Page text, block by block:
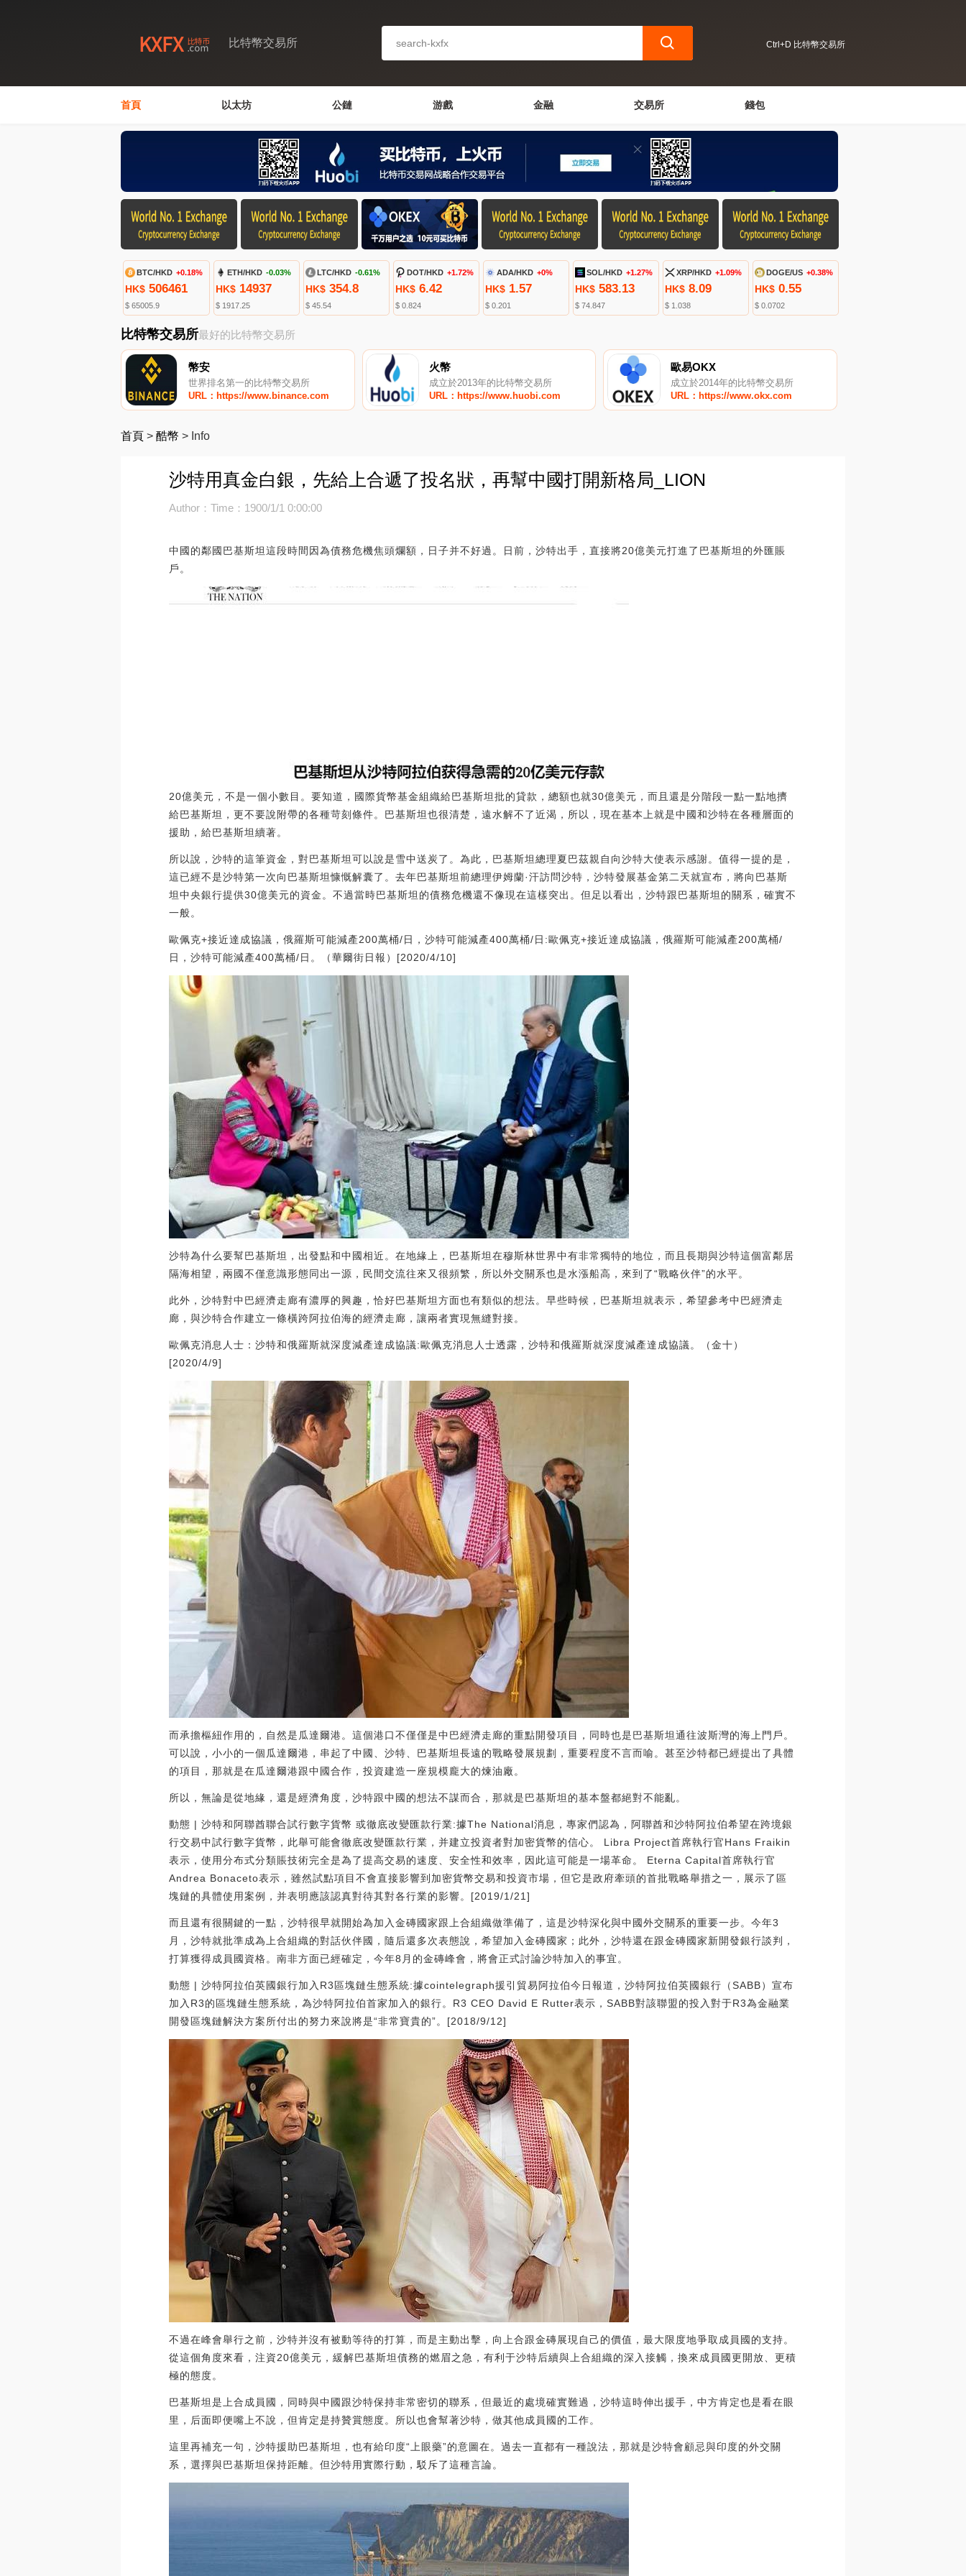
比特幣交易所 Ctrl+D 比特幣交易所
首頁 以太坊 公鏈 游戲 金融 交易所 錢包
BTC/HKD +0.18%
HK$ 506461
$ 65005.9
ETH/HKD -0.03%
HK$14937
$ 1917.25
LTC/HKD -0.61%
HK$354.8
$ 45.54
DOT/HKD +1.72%
HK$6.42
$ 0.824
ADA/HKD +0%
HK$1.57
$ 0.201
SOL/HKD +1.27%
HK$ 583.13
$ 74.847
XRP/HKD +1.09%
HK$ 8.09
$ 1.038
DOGE/US +0.38%
HK$ 0.55
$ 0.0702
比特幣交易所最好的比特幣交易所
幣安
世界排名第一的比特幣交易所
URL：https://www.binance.com
火幣
成立於2013年的比特幣交易所
URL：https://www.huobi.com
歐易OKX
成立於2014年的比特幣交易所
URL：https://www.okx.com
首頁 > 酷幣 > Info
沙特用真金白銀，先給上合遞了投名狀，再幫中國打開新格局_LION
Author：Time：1900/1/1 0:00:00
中國的鄰國巴基斯坦這段時間因為債務危機焦頭爛額，日子并不好過。日前，沙特出手，直接將20億美元打進了巴基斯坦的外匯賬
戶。
20億美元，不是一個小數目。要知道，國際貨幣基金組織給巴基斯坦批的貸款，總額也就30億美元，而且還是分階段一點一點地擠
給巴基斯坦，更不要說附帶的各種苛刻條件。巴基斯坦也很清楚，遠水解不了近渴，所以，現在基本上就是中國和沙特在各種層面的
援助，給巴基斯坦續著。
所以說，沙特的這筆資金，對巴基斯坦可以說是雪中送炭了。為此，巴基斯坦總理夏巴茲親自向沙特大使表示感謝。值得一提的是，
這已經不是沙特第一次向巴基斯坦慷慨解囊了。去年巴基斯坦前總理伊姆蘭·汗訪問沙特，沙特發展基金第二天就宣布，將向巴基斯
坦中央銀行提供30億美元的資金。不過當時巴基斯坦的債務危機還不像現在這樣突出。但足以看出，沙特跟巴基斯坦的關系，確實不
一般。
歐佩克+接近達成協議，俄羅斯可能減產200萬桶/日，沙特可能減產400萬桶/日:歐佩克+接近達成協議，俄羅斯可能減產200萬桶/
日，沙特可能減產400萬桶/日。（華爾街日報）[2020/4/10]
沙特為什么要幫巴基斯坦，出發點和中國相近。在地緣上，巴基斯坦在穆斯林世界中有非常獨特的地位，而且長期與沙特這個富鄰居
隔海相望，兩國不僅意識形態同出一源，民間交流往來又很頻繁，所以外交關系也是水漲船高，來到了“戰略伙伴”的水平。
此外，沙特對中巴經濟走廊有濃厚的興趣，恰好巴基斯坦方面也有類似的想法。早些時候，巴基斯坦就表示，希望參考中巴經濟走
廊，與沙特合作建立一條橫跨阿拉伯海的經濟走廊，讓兩者實現無縫對接。
歐佩克消息人士：沙特和俄羅斯就深度減產達成協議:歐佩克消息人士透露，沙特和俄羅斯就深度減產達成協議。（金十）
[2020/4/9]
而承擔樞紐作用的，自然是瓜達爾港。這個港口不僅僅是中巴經濟走廊的重點開發項目，同時也是巴基斯坦通往波斯灣的海上門戶。
可以說，小小的一個瓜達爾港，串起了中國、沙特、巴基斯坦長遠的戰略發展規劃，重要程度不言而喻。甚至沙特都已經提出了具體
的項目，那就是在瓜達爾港跟中國合作，投資建造一座規模龐大的煉油廠。
所以，無論是從地緣，還是經濟角度，沙特跟中國的想法不謀而合，那就是巴基斯坦的基本盤都絕對不能亂。
動態 | 沙特和阿聯酋聯合試行數字貨幣 或徹底改變匯款行業:據The National消息，專家們認為，阿聯酋和沙特阿拉伯希望在跨境銀
行交易中試行數字貨幣，此舉可能會徹底改變匯款行業，并建立投資者對加密貨幣的信心。 Libra Project首席執行官Hans Fraikin
表示，使用分布式分類賬技術完全是為了提高交易的速度、安全性和效率，因此這可能是一場革命。 Eterna Capital首席執行官
Andrea Bonaceto表示，雖然試點項目不會直接影響到加密貨幣交易和投資市場，但它是政府牽頭的首批戰略舉措之一，展示了區
塊鏈的具體使用案例，并表明應該認真對待其對各行業的影響。[2019/1/21]
而且還有很關鍵的一點，沙特很早就開始為加入金磚國家跟上合組織做準備了，這是沙特深化與中國外交關系的重要一步。今年3
月，沙特就批準成為上合組織的對話伙伴國，隨后還多次表態說，希望加入金磚國家；此外，沙特還在跟金磚國家新開發銀行談判，
打算獲得成員國資格。南非方面已經確定，今年8月的金磚峰會，將會正式討論沙特加入的事宜。
動態 | 沙特阿拉伯英國銀行加入R3區塊鏈生態系統:據cointelegraph援引貿易阿拉伯今日報道，沙特阿拉伯英國銀行（SABB）宣布
加入R3的區塊鏈生態系統，為沙特阿拉伯首家加入的銀行。R3 CEO David E Rutter表示，SABB對該聯盟的投入對于R3為金融業
開發區塊鏈解決方案所付出的努力來說將是“非常寶貴的”。[2018/9/12]
不過在峰會舉行之前，沙特并沒有被動等待的打算，而是主動出擊，向上合跟金磚展現自己的價值，最大限度地爭取成員國的支持。
從這個角度來看，注資20億美元，緩解巴基斯坦債務的燃眉之急，有利于沙特后續與上合組織的深入接觸，換來成員國更開放、更積
極的態度。
巴基斯坦是上合成員國，同時與中國跟沙特保持非常密切的聯系，但最近的處境確實難過，沙特這時伸出援手，中方肯定也是看在眼
里，后面即便嘴上不說，但肯定是持贊賞態度。所以也會幫著沙特，做其他成員國的工作。
這里再補充一句，沙特援助巴基斯坦，也有給印度“上眼藥”的意圖在。過去一直都有一種說法，那就是沙特會顧忌與印度的外交關
系，選擇與巴基斯坦保持距離。但沙特用實際行動，駁斥了這種言論。